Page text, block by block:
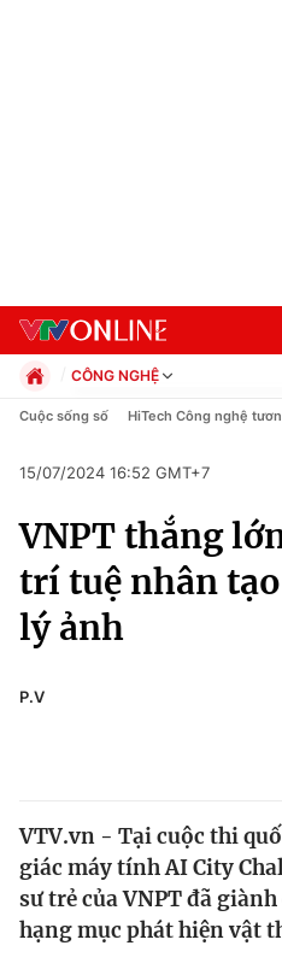
Chính trị
Xã hội
Pháp luật
Thế giới
Tin tức
Thế giới đó đây
Kinh tế
Tài chính
CÔNG NGHỆ
Chính trị
Pháp luật
Thể thao
Truyền hình
Văn hóa - Giải trí
Y tế
Cuộc sống số HiTech Công nghệ
15/07/2024 16:52 GMT+7
VNPT thắng
trí tuệ nhân
lý ảnh
P.V
VTV.vn - Tại cuộc thi
giác máy tính AI City
sư trẻ của VNPT đã
hạng mục phát hiện vật